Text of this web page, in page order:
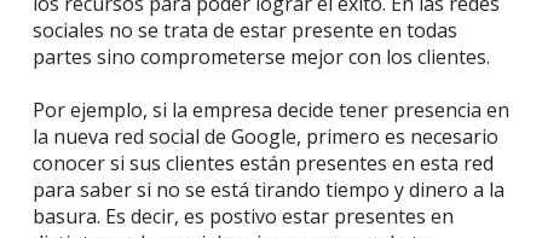
sociales no se trata de estar presente en todas
partes sino comprometerse mejor con los clientes.
Por ejemplo, si la empresa decide tener presencia en
la nueva red social de Google, primero es necesario
conocer si sus clientes están presentes en esta red
para saber si no se está tirando tiempo y dinero a la
basura. Es decir, es postivo estar presentes en